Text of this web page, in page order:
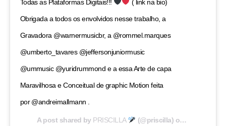
Todas as Plataformas Digitais!!! ( link na bio)
Obrigada a todos os envolvidos nesse trabalho, a
Gravadora @warnermusicbr, a @rommel.marques
@umberto_tavares @jeffersonjuniormusic
@ummusic @yuridrummond e a essa Arte de capa
Maravilhosa e Conceitual de graphic Motion feita
por @andreimallmann .
A post shared by PRISCILLA (@priscilla) on